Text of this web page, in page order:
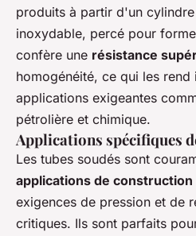
produits à partir d'un
inoxydable, percé pour
confère une résistance
homogénéité, ce qui les
applications exigeantes
pétrolière et chimique.
Applications spécifiques
Les tubes soudés sont
applications de construction
exigences de pression et de
critiques. Ils sont parfaits